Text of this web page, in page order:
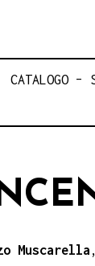
CATALOGO –
Muscarella